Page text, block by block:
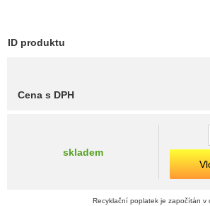
ID produktu
Cena s DPH
skladem
Recyklační poplatek je započítán v